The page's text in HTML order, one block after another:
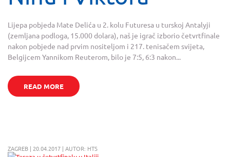
Lijepa pobjeda Mate Delića u 2. kolu Futuresa u turskoj Antalyji
(zemljana podloga, 15.000 dolara), naš je igrač izborio četvrtfinale
nakon pobjede nad prvim nositeljom i 217. tenisačem svijeta,
Belgijcem Yannikom Reuterom, bilo je 7:5, 6:3 nakon...
READ MORE
ZAGREB | 20.04.2017 | AUTOR: HTS